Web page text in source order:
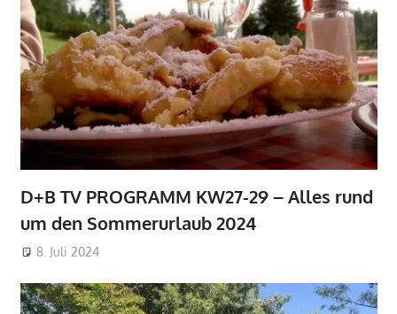
D+B TV PROGRAMM KW27-29 – Alles rund
um den Sommerurlaub 2024
8. Juli 2024